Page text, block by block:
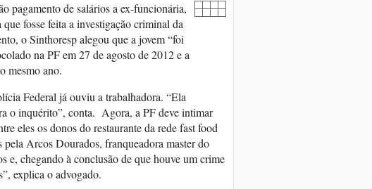
pagamento de salários a ex-funcionária,
fosse feita a investigação criminal da
o Sinthoresp alegou que a jovem “foi
na PF em 27 de agosto de 2012 e a
mesmo ano.
Federal já ouviu a trabalhadora. “Ela
o inquérito”, conta. Agora, a PF deve intimar
eles os donos do restaurante da rede fast food
pela Arcos Dourados, franqueadora master do
e, chegando à conclusão de que houve um crime
explica o advogado.